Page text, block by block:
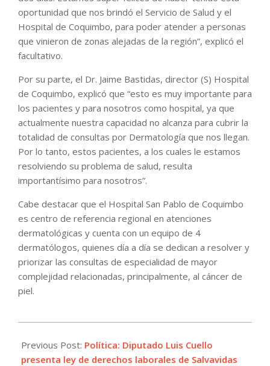
oportunidad que nos brindó el Servicio de Salud y el
Hospital de Coquimbo, para poder atender a personas
que vinieron de zonas alejadas de la región”, explicó el
facultativo.
Por su parte, el Dr. Jaime Bastidas, director (S) Hospital
de Coquimbo, explicó que “esto es muy importante para
los pacientes y para nosotros como hospital, ya que
actualmente nuestra capacidad no alcanza para cubrir la
totalidad de consultas por Dermatología que nos llegan.
Por lo tanto, estos pacientes, a los cuales le estamos
resolviendo su problema de salud, resulta
importantísimo para nosotros”.
Cabe destacar que el Hospital San Pablo de Coquimbo
es centro de referencia regional en atenciones
dermatológicas y cuenta con un equipo de 4
dermatólogos, quienes día a día se dedican a resolver y
priorizar las consultas de especialidad de mayor
complejidad relacionadas, principalmente, al cáncer de
piel.
01-
31
Previous Post: Política: Diputado Luis Cuello
presenta ley de derechos laborales de Salvavidas